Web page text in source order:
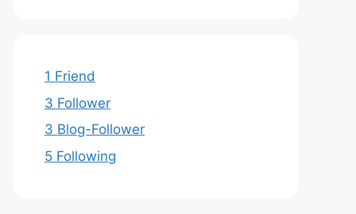
1 Friend
3 Follower
3 Blog-Follower
5 Following